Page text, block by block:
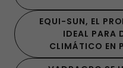
EQUI-SUN, EL
IDEAL PARA
CLIMÁTICO EN